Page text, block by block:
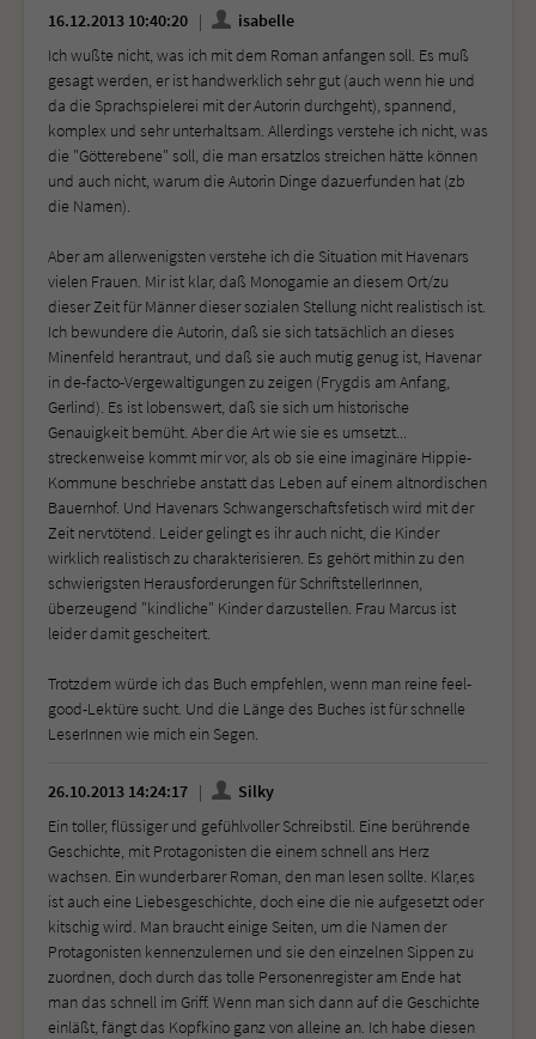
16.12.2013 10:40:20
isabelle
Ich wußte nicht, was ich mit dem Roman anfangen soll. Es muß
gesagt werden, er ist handwerklich sehr gut (auch wenn hie und
da die Sprachspielerei mit der Autorin durchgeht), spannend,
komplex und sehr unterhaltsam. Allerdings verstehe ich nicht, was
die "Götterebene" soll, die man ersatzlos streichen hätte können
und auch nicht, warum die Autorin Dinge dazuerfunden hat (zb
die Namen).
Aber am allerwenigsten verstehe ich die Situation mit Havenars
vielen Frauen. Mir ist klar, daß Monogamie an diesem Ort/zu
dieser Zeit für Männer dieser sozialen Stellung nicht realistisch ist.
Ich bewundere die Autorin, daß sie sich tatsächlich an dieses
Minenfeld herantraut, und daß sie auch mutig genug ist, Havenar
in de-facto-Vergewaltigungen zu zeigen (Frygdis am Anfang,
Gerlind). Es ist lobenswert, daß sie sich um historische
Genauigkeit bemüht. Aber die Art wie sie es umsetzt...
streckenweise kommt mir vor, als ob sie eine imaginäre Hippie-
Kommune beschriebe anstatt das Leben auf einem altnordischen
Bauernhof. Und Havenars Schwangerschaftsfetisch wird mit der
Zeit nervtötend. Leider gelingt es ihr auch nicht, die Kinder
wirklich realistisch zu charakterisieren. Es gehört mithin zu den
schwierigsten Herausforderungen für SchriftstellerInnen,
überzeugend "kindliche" Kinder darzustellen. Frau Marcus ist
leider damit gescheitert.
Trotzdem würde ich das Buch empfehlen, wenn man reine feel-
good-Lektüre sucht. Und die Länge des Buches ist für schnelle
LeserInnen wie mich ein Segen.
26.10.2013 14:24:17
Silky
Ein toller, flüssiger und gefühlvoller Schreibstil. Eine berührende
Geschichte, mit Protagonisten die einem schnell ans Herz
wachsen. Ein wunderbarer Roman, den man lesen sollte. Klar,es
ist auch eine Liebesgeschichte, doch eine die nie aufgesetzt oder
kitschig wird. Man braucht einige Seiten, um die Namen der
Protagonisten kennenzulernen und sie den einzelnen Sippen zu
zuordnen, doch durch das tolle Personenregister am Ende hat
man das schnell im Griff. Wenn man sich dann auf die Geschichte
einläßt, fängt das Kopfkino ganz von alleine an. Ich habe diesen